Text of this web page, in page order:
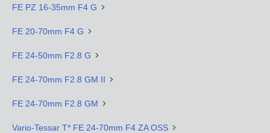
FE PZ 16-35mm F4 G
FE 20-70mm F4 G
FE 24-50mm F2.8 G
FE 24-70mm F2.8 GM II
FE 24-70mm F2.8 GM
Vario-Tessar T* FE 24-70mm F4 ZA OSS